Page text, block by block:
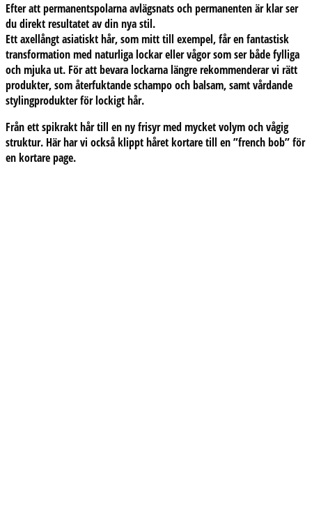
Efter att permanentspolarna avlägsnats och permanenten är klar ser
du direkt resultatet av din nya stil.
Ett axellångt asiatiskt hår, som mitt till exempel, får en fantastisk
transformation med naturliga lockar eller vågor som ser både fylliga
och mjuka ut. För att bevara lockarna längre rekommenderar vi rätt
produkter, som återfuktande schampo och balsam, samt vårdande
stylingprodukter för lockigt hår.
Från ett spikrakt hår till en ny frisyr med mycket volym och vågig
struktur. Här har vi också klippt håret kortare till en ”french bob” för
en kortare page.